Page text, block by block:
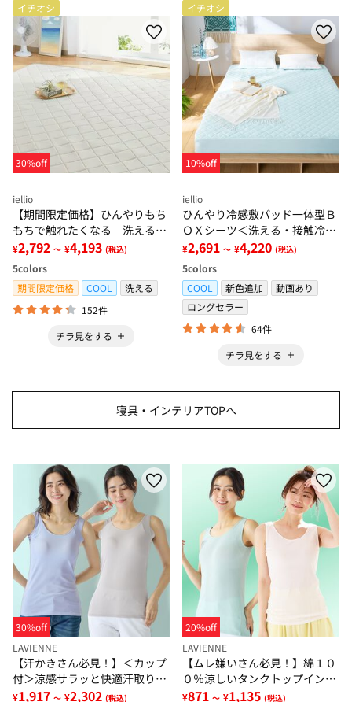
イチオシ
30%off
iellio
【期間限定価格】ひんやりもち
もちで触れたくなる 洗えるラ
グ＜低反発・滑りにくい・接触
冷感・防ダニ・カーペット＞
¥2,792 ～ ¥4,193 (税込)
5colors
期間限定価格
COOL
洗える
152件
チラ見をする
イチオシ
10%off
iellio
ひんやり冷感敷パッド一体型Ｂ
ＯＸシーツ＜洗える・接触冷
感・抗菌防臭・時短・家事楽・
ボックスシーツ・寝苦しさ対策
＞
¥2,691 ～ ¥4,220 (税込)
5colors
COOL
新色追加
動画あり
ロングセラー
64件
チラ見をする
寝具・インテリアTOPへ
30%off
LAVIENNE
【汗かきさん必見！】＜カップ
付＞涼感サラッと快適汗取りタ
ンクトップインナー＜さらりラ
¥1,917 ～ ¥2,302 (税込)
20%off
LAVIENNE
【ムレ嫌いさん必見！】綿１０
０％涼しいタンクトップインナ
ー＜さらりラボ＞
¥871 ～ ¥1,135 (税込)